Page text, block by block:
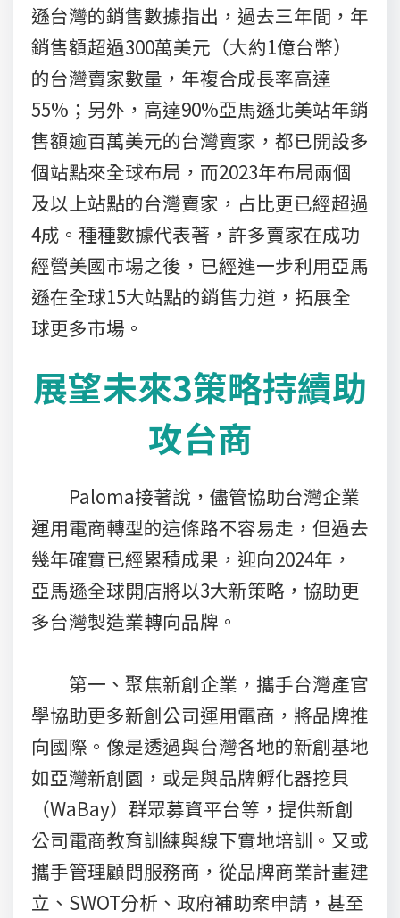
遜台灣的銷售數據指出，過去三年間，年
銷售額超過300萬美元（大約1億台幣）
的台灣賣家數量，年複合成長率高達
55%；另外，高達90%亞馬遜北美站年銷
售額逾百萬美元的台灣賣家，都已開設多
個站點來全球布局，而2023年布局兩個
及以上站點的台灣賣家，占比更已經超過
4成。種種數據代表著，許多賣家在成功
經營美國市場之後，已經進一步利用亞馬
遜在全球15大站點的銷售力道，拓展全
球更多市場。
展望未來3策略持續助
攻台商
Paloma接著說，儘管協助台灣企業
運用電商轉型的這條路不容易走，但過去
幾年確實已經累積成果，迎向2024年，
亞馬遜全球開店將以3大新策略，協助更
多台灣製造業轉向品牌。
第一、聚焦新創企業，攜手台灣產官
學協助更多新創公司運用電商，將品牌推
向國際。像是透過與台灣各地的新創基地
如亞灣新創園，或是與品牌孵化器挖貝
（WaBay）群眾募資平台等，提供新創
公司電商教育訓練與線下實地培訓。又或
攜手管理顧問服務商，從品牌商業計畫建
立、SWOT分析、政府補助案申請，甚至